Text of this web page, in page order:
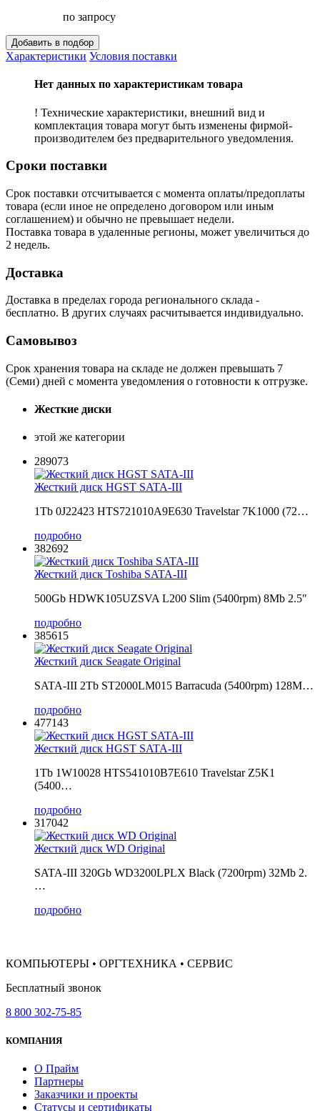
по запросу
Характеристики Условия поставки
Нет данных по характеристикам товара
! Технические характеристики, внешний вид и
комплектация товара могут быть изменены фирмой-
производителем без предварительного уведомления.
Сроки поставки
Срок поставки отсчитывается с момента оплаты/предоплаты
товара (если иное не определено договором или иным
соглашением) и обычно не превышает недели.
Поставка товара в удаленные регионы, может увеличиться до
2 недель.
Доставка
Доставка в пределах города регионального склада -
бесплатно. В других случаях расчитывается индивидуально.
Самовывоз
Срок хранения товара на складе не должен превышать 7
(Семи) дней с момента уведомления о готовности к отгрузке.
Жесткие диски
этой же категории
289073
Жесткий диск HGST SATA-III
1Tb 0J22423 HTS721010A9E630 Travelstar 7K1000 (72…
подробно
382692
Жесткий диск Toshiba SATA-III
500Gb HDWK105UZSVA L200 Slim (5400rpm) 8Mb 2.5"
подробно
385615
Жесткий диск Seagate Original
SATA-III 2Tb ST2000LM015 Barracuda (5400rpm) 128M…
подробно
477143
Жесткий диск HGST SATA-III
1Tb 1W10028 HTS541010B7E610 Travelstar Z5K1
(5400…
подробно
317042
Жесткий диск WD Original
SATA-III 320Gb WD3200LPLX Black (7200rpm) 32Mb 2.
…
подробно
КОМПЬЮТЕРЫ • ОРГТЕХНИКА • СЕРВИС
Бесплатный звонок
8 800 302-75-85
КОМПАНИЯ
О Прайм
Партнеры
Заказчики и проекты
Статусы и сертификаты